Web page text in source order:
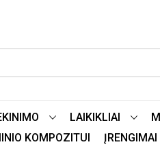
LAIKIKLIAI
KOMPOZITUI ĮRENGIMAI